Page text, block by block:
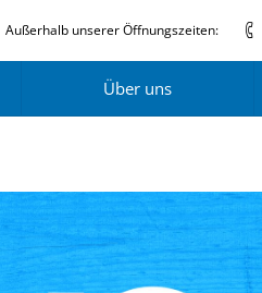
Außerhalb unserer Öffnungszeiten:
Über uns